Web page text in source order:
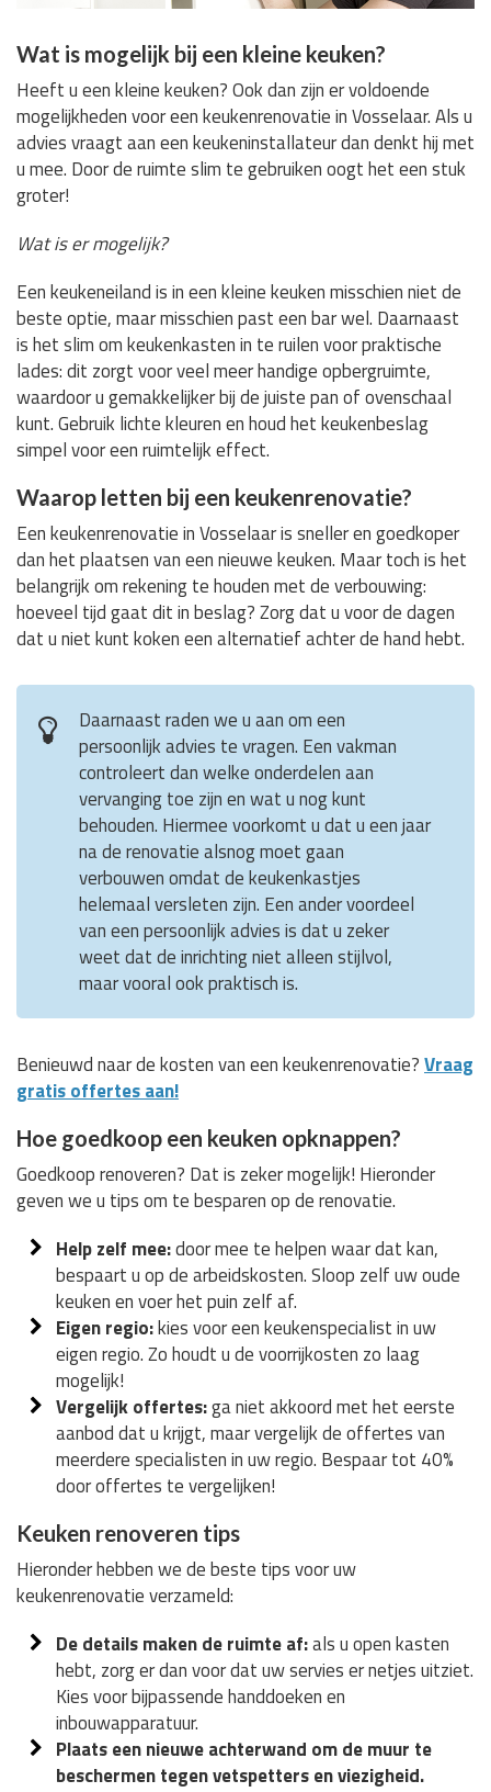
Wat is mogelijk bij een kleine keuken?
Heeft u een kleine keuken? Ook dan zijn er voldoende
mogelijkheden voor een keukenrenovatie in Vosselaar. Als u
advies vraagt aan een keukeninstallateur dan denkt hij met
u mee. Door de ruimte slim te gebruiken oogt het een stuk
groter!
Wat is er mogelijk?
Een keukeneiland is in een kleine keuken misschien niet de
beste optie, maar misschien past een bar wel. Daarnaast
is het slim om keukenkasten in te ruilen voor praktische
lades: dit zorgt voor veel meer handige opbergruimte,
waardoor u gemakkelijker bij de juiste pan of ovenschaal
kunt. Gebruik lichte kleuren en houd het keukenbeslag
simpel voor een ruimtelijk effect.
Waarop letten bij een keukenrenovatie?
Een keukenrenovatie in Vosselaar is sneller en goedkoper
dan het plaatsen van een nieuwe keuken. Maar toch is het
belangrijk om rekening te houden met de verbouwing:
hoeveel tijd gaat dit in beslag? Zorg dat u voor de dagen
dat u niet kunt koken een alternatief achter de hand hebt.
Daarnaast raden we u aan om een
persoonlijk advies te vragen. Een vakman
controleert dan welke onderdelen aan
vervanging toe zijn en wat u nog kunt
behouden. Hiermee voorkomt u dat u een jaar
na de renovatie alsnog moet gaan
verbouwen omdat de keukenkastjes
helemaal versleten zijn. Een ander voordeel
van een persoonlijk advies is dat u zeker
weet dat de inrichting niet alleen stijlvol,
maar vooral ook praktisch is.
Benieuwd naar de kosten van een keukenrenovatie?Vraag
gratis offertes aan!
Hoe goedkoop een keuken opknappen?
Goedkoop renoveren? Dat is zeker mogelijk! Hieronder
geven we u tips om te besparen op de renovatie.
Help zelf mee:door mee te helpen waar dat kan,
bespaart u op de arbeidskosten. Sloop zelf uw oude
keuken en voer het puin zelf af.
Eigen regio:kies voor een keukenspecialist in uw
eigen regio. Zo houdt u de voorrijkosten zo laag
mogelijk!
Vergelijk offertes:ga niet akkoord met het eerste
aanbod dat u krijgt, maar vergelijk de offertes van
meerdere specialisten in uw regio. Bespaar tot 40%
door offertes te vergelijken!
Keuken renoveren tips
Hieronder hebben we de beste tips voor uw
keukenrenovatie verzameld:
De details maken de ruimte af:als u open kasten
hebt, zorg er dan voor dat uw servies er netjes uitziet.
Kies voor bijpassende handdoeken en
inbouwapparatuur.
Plaats een nieuwe achterwand om de muur te
beschermen tegen vetspetters en viezigheid.